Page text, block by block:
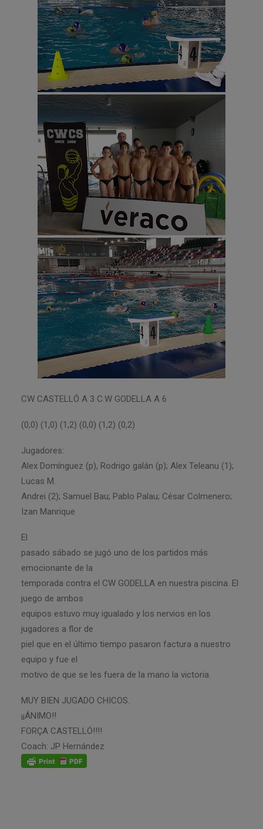
CW CASTELLÓ A 3 C.W GODELLA A 6
(0,0) (1,0) (1,2) (0,0) (1,2) (0,2)
Jugadores:
Alex Domínguez (p), Rodrigo galán (p); Alex Teleanu (1);
Lucas M.
Andrei (2); Samuel Bau; Pablo Palau; César Colmenero;
Izan Manrique
El
pasado sábado se jugó uno de los partidos más
emocionante de la
temporada contra el CW GODELLA en nuestra piscina. El
juego de ambos
equipos estuvo muy igualado y los nervios en los
jugadores a flor de
piel que en el último tiempo pasaron factura a nuestro
equipo y fue el
motivo de que se les fuera de la mano la victoria.
MUY BIEN JUGADO CHICOS.
¡¡ÁNIMO!!
FORÇA CASTELLÓ!!!!
Coach: JP Hernández